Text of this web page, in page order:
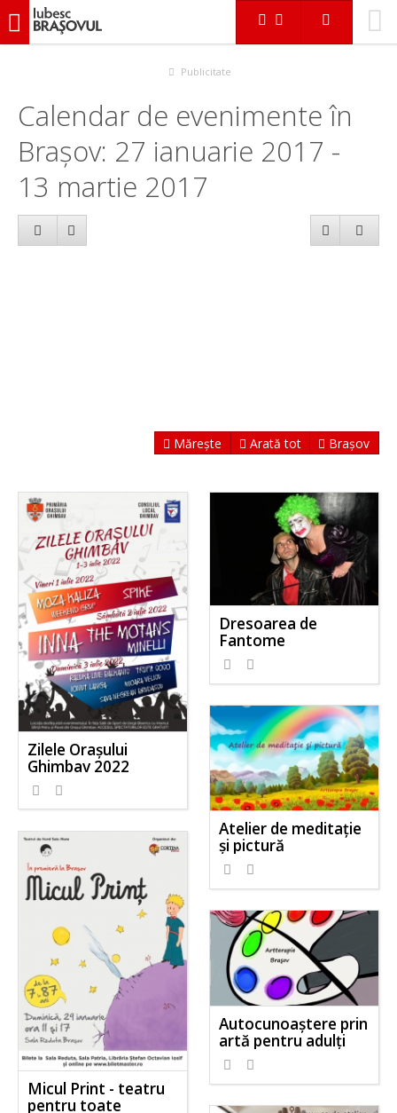
iubescbraşovul.ro
Publicitate
Calendar de evenimente în
Brașov: 27 ianuarie 2017 -
13 martie 2017
Mărește Arată tot Brașov
Zilele Orașului
Ghimbav 2022
Dresoarea de
Fantome
Atelier de meditaţie
şi pictură
Micul Print - teatru
pentru toate
Autocunoaştere prin
artă pentru adulţi